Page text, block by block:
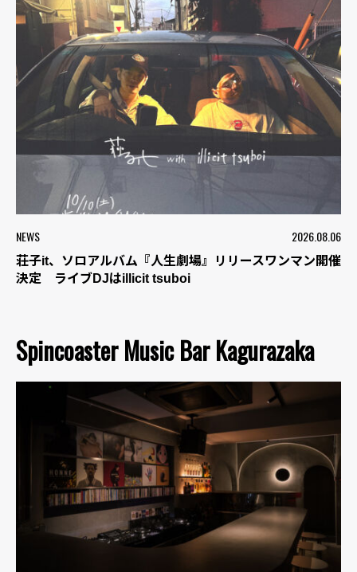
NEWS 2026.08.06
荘子it、ソロアルバム『人生劇場』リリースワンマン開催
決定 ライブDJはillicit tsuboi
Spincoaster Music Bar Kagurazaka